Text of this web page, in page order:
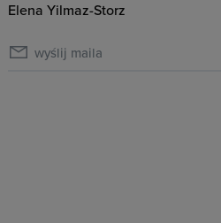
Elena Yilmaz-Storz
wyślij maila